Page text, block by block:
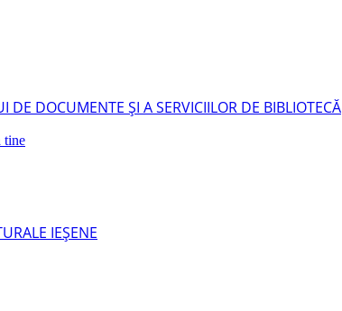
DE DOCUMENTE ŞI A SERVICIILOR DE BIBLIOTECĂ
tine
IEŞENE